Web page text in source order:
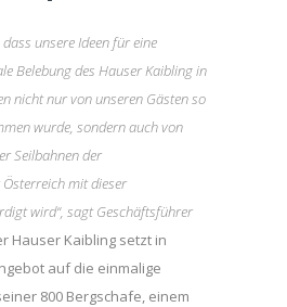
unsere Ideen für eine
Belebung des Hauser Kaibling in
nicht nur von unseren Gästen so
wurde, sondern auch von
Seilbahnen der
mit dieser
wird“, sagt Geschäftsführer
Hauser Kaibling setzt in
auf die einmalige
800 Bergschafe, einem